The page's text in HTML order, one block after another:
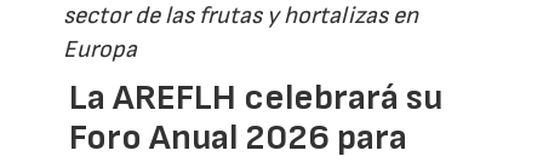
sector de las frutas y hortalizas en
Europa
La AREFLH celebrará su
Foro Anual 2026 para